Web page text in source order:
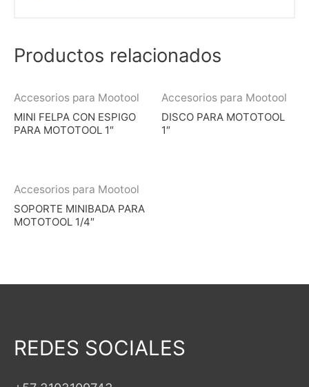
Productos relacionados
Accesorios para Mootool
MINI FELPA CON ESPIGO
PARA MOTOTOOL 1″
Accesorios para Mootool
DISCO PARA MOTOTOOL
1″
Accesorios para Mootool
SOPORTE MINIBADA PARA
MOTOTOOL 1/4″
REDES SOCIALES